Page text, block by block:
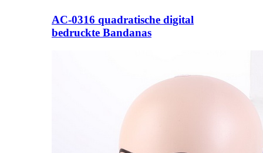
AC-0316 quadratische digital
bedruckte Bandanas